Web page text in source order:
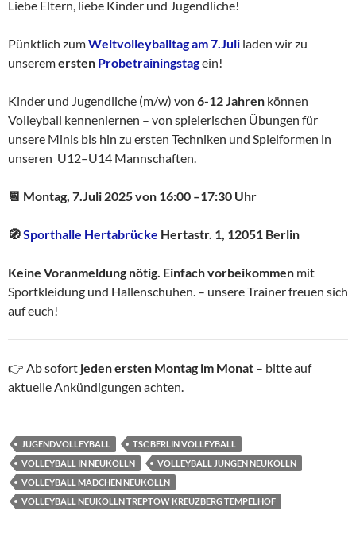
Liebe Eltern, liebe Kinder und Jugendliche!
Pünktlich zumWeltvolleyballtag am 7.Juli laden wir zu
unseremersten Probetrainingstagein!
Kinder und Jugendliche (m/w) von 6-12 Jahren können
Volleyball kennenlernen – von spielerischen Übungen für
unsere Minis bis hin zu ersten Techniken und Spielformen in
unseren U12–U14 Mannschaften.
📆 Montag, 7.Juli 2025 von 16:00 –17:30 Uhr
🧭Sporthalle Hertabrücke Hertastr. 1, 12051 Berlin
Keine Voranmeldung nötig. Einfach vorbeikommen mit
Sportkleidung und Hallenschuhen. – unsere Trainer freuen sich
auf euch!
👉 Ab sofort jeden ersten Montag im Monat – bitte auf
aktuelle Ankündigungen achten.
JUGENDVOLLEYBALL
TSC BERLIN VOLLEYBALL
VOLLEYBALL IN NEUKÖLLN
VOLLEYBALL JUNGEN NEUKÖLLN
VOLLEYBALL MÄDCHEN NEUKÖLLN
VOLLEYBALL NEUKÖLLN TREPTOW KREUZBERG TEMPELHOF